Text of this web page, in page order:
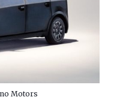
Motors